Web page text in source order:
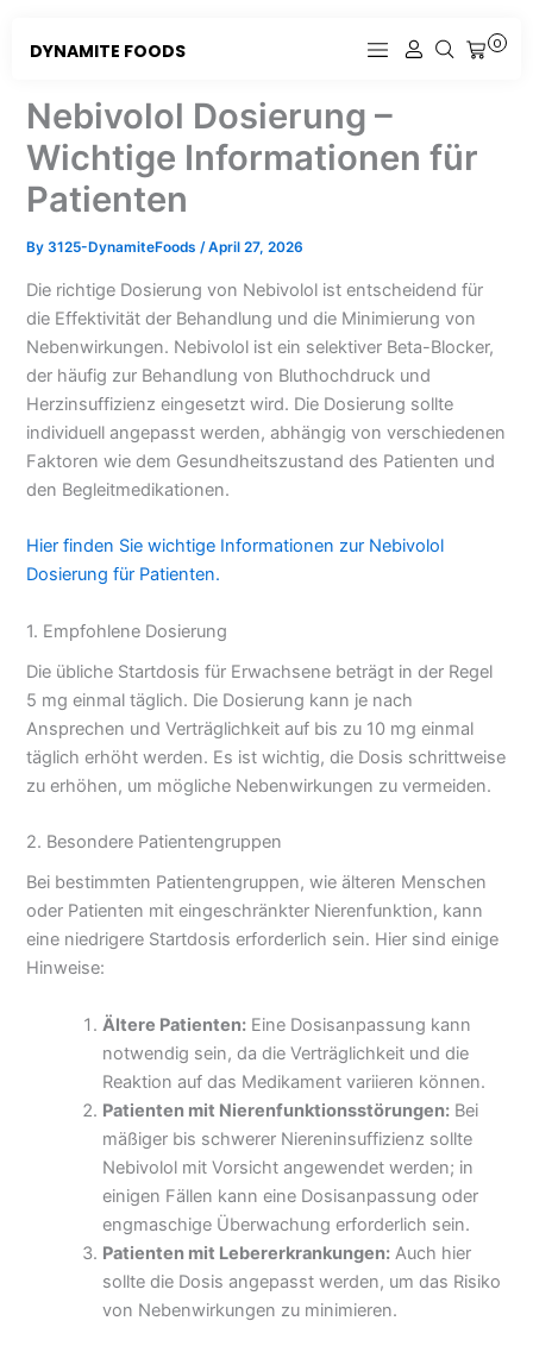
DYNAMITE FOODS 0
CART
Nebivolol Dosierung –
Wichtige Informationen für
Patienten
By3125-DynamiteFoods/April 27, 2026
Die richtige Dosierung von Nebivolol ist entscheidend für
die Effektivität der Behandlung und die Minimierung von
Nebenwirkungen. Nebivolol ist ein selektiver Beta-Blocker,
der häufig zur Behandlung von Bluthochdruck und
Herzinsuffizienz eingesetzt wird. Die Dosierung sollte
individuell angepasst werden, abhängig von verschiedenen
Faktoren wie dem Gesundheitszustand des Patienten und
den Begleitmedikationen.
Hier finden Sie wichtige Informationen zur Nebivolol
Dosierung für Patienten.
1. Empfohlene Dosierung
Die übliche Startdosis für Erwachsene beträgt in der Regel
5 mg einmal täglich. Die Dosierung kann je nach
Ansprechen und Verträglichkeit auf bis zu 10 mg einmal
täglich erhöht werden. Es ist wichtig, die Dosis schrittweise
zu erhöhen, um mögliche Nebenwirkungen zu vermeiden.
2. Besondere Patientengruppen
Bei bestimmten Patientengruppen, wie älteren Menschen
oder Patienten mit eingeschränkter Nierenfunktion, kann
eine niedrigere Startdosis erforderlich sein. Hier sind einige
Hinweise:
Ältere Patienten: Eine Dosisanpassung kann
notwendig sein, da die Verträglichkeit und die
Reaktion auf das Medikament variieren können.
Patienten mit Nierenfunktionsstörungen: Bei
mäßiger bis schwerer Niereninsuffizienz sollte
Nebivolol mit Vorsicht angewendet werden; in
einigen Fällen kann eine Dosisanpassung oder
engmaschige Überwachung erforderlich sein.
Patienten mit Lebererkrankungen: Auch hier
sollte die Dosis angepasst werden, um das Risiko
von Nebenwirkungen zu minimieren.